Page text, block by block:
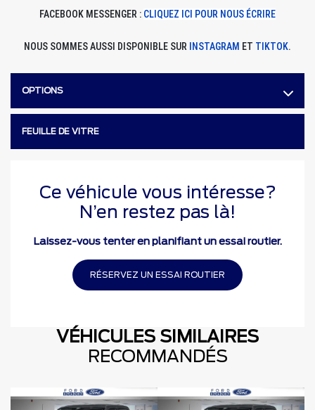
FACEBOOK MESSENGER : CLIQUEZ ICI POUR NOUS ÉCRIRE
NOUS SOMMES AUSSI DISPONIBLE SUR INSTAGRAM ET TIKTOK.
OPTIONS
FEUILLE DE VITRE
Ce véhicule vous intéresse?
N’en restez pas là!
Laissez-vous tenter en planifiant un essai routier.
RÉSERVEZ UN ESSAI ROUTIER
VÉHICULES SIMILAIRES
RECOMMANDÉS